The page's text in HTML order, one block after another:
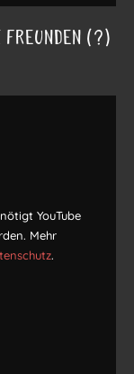
(?)
YouTube
Mehr
.